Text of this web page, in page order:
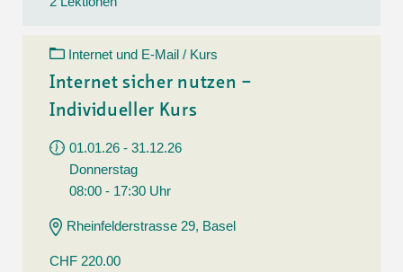
Internet und E-Mail / Kurs
Internet sicher nutzen –
Individueller Kurs
01.01.26 - 31.12.26
Donnerstag
08:00 - 17:30 Uhr
Rheinfelderstrasse 29, Basel
CHF 220.00